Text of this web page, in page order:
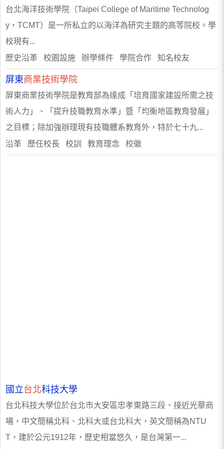
台北海洋技術學院（Taipei College of Maritime Technolog
y，TCMT）是一所私立的以海洋為研究主題的高等院校。學
校現有...
歷史沿革 校園設施 辦學條件 學院合作 知名校友
屏東商業技術學院
屏東商業技術學院是教育部為達成「培育國家建設所需之技
術人力」、「提升技職教育水準」暨「均衡地區教育發展」
之目標；除加強辦理現有技職體系教育外，特於七十九...
沿革 歷任校長 校訓 教育理念 校徽
國立台北科技大學
台北科技大學位於台北市大安區忠孝東路三段、接近光華商
場，中文簡稱北科、北科大或台北科大，英文簡稱為NTU
T，建於公元1912年，歷史相當悠久，是台灣第一...